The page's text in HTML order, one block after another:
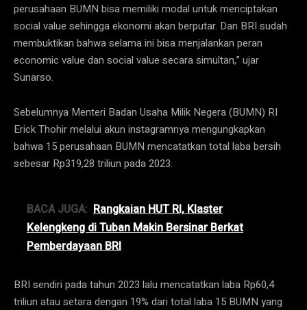
perusahaan BUMN bisa memiliki modal untuk menciptakan
social value sehingga ekonomi akan berputar. Dan BRI sudah
membuktikan bahwa selama ini bisa menjalankan peran
economic value dan social value secara simultan,” ujar
Sunarso.
Sebelumnya Menteri Badan Usaha Milik Negera (BUMN) RI
Erick Thohir melalui akun instagramnya mengungkapkan
bahwa 15 perusahaan BUMN mencatatkan total laba bersih
sebesar Rp319,28 triliun pada 2023.
BACA JUGA: Rangkaian HUT RI, Klaster
Kelengkeng di Tuban Makin Bersinar Berkat
Pemberdayaan BRI
BRI sendiri pada tahun 2023 lalu mencatatkan laba Rp60,4
triliun atau setara dengan 19% dari total laba 15 BUMN yang